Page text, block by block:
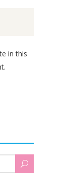
in this